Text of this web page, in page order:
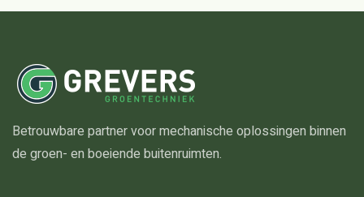
Betrouwbare partner voor mechanische oplossingen binnen
de groen- en boeiende buitenruimten.